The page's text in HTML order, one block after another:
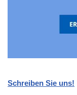
Schreiben Sie uns!